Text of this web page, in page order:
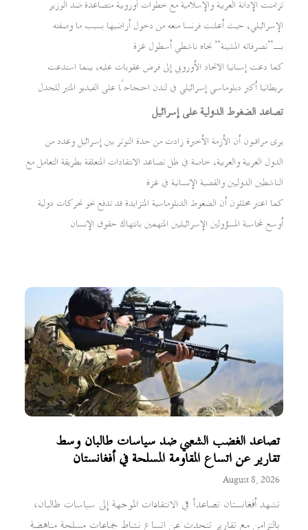
تصاعد الغضب الشعبي ضد سياسات طالبان وسط
تقارير عن اتساع المقاومة المسلحة في أفغانستان
August 8, 2026
تشهد أفغانستان تصاعداً في الانتقادات الموجهة إلى سياسات طالبان،
بالتزامن مع تقارير تتحدث عن اتساع نشاط جماعات مسلحة مناهضة
تزامنت الإدانة العربية والإسلامية مع خطوات أوروبية متصاعدة ضد الوزير
الإسرائيلي، حيث أعلنت فرنسا منعه من دخول أراضيها بسبب ما وصفته
بـ”تصرفاته المشينة” تجاه ناشطي أسطول غزة
كما دعت إسبانيا الاتحاد الأوروبي إلى فرض عقوبات عليه، بينما استدعت
بريطانيا أكبر دبلوماسي إسرائيلي في لندن احتجاجًا على الفيديو المثير للجدل
تصاعد الضغوط الدولية على إسرائيل
يرى مراقبون أن الأزمة الأخيرة زادت من حدة التوتر بين إسرائيل وعدد من
الدول الغربية والعربية، خاصة في ظل تصاعد الانتقادات المتعلقة بطريقة التعامل مع
الناشطين الدوليين والقضية الإنسانية في غزة
كما اعتبر محللون أن الضغوط الدبلوماسية المتزايدة قد تدفع نحو تحركات دولية
أوسع لمحاسبة المسؤولين الإسرائيليين المتهمين بانتهاك حقوق الإنسان